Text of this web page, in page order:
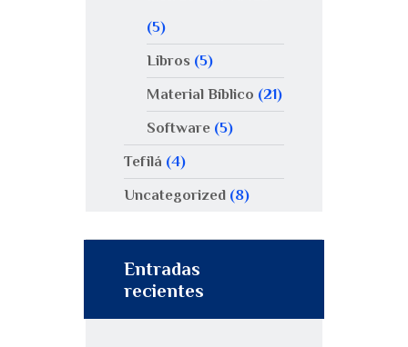
(5)
Libros (5)
Material Bíblico (21)
Software(5)
Tefilá (4)
Uncategorized (8)
Entradas
recientes